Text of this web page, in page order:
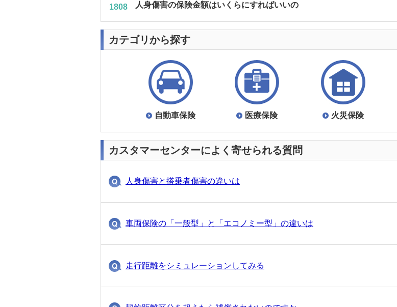
1808 人身傷害の保険金額はいくらにすればいいの
自動車保険 24分前にわかりやすかった！
自動車保険 30分前にわかりやすかった！
33
自動車保険 30分前にわかりやすかった！
もう１台の車もソニー損保で契約したいのですが何か割引はありますか
2219 自動ブレーキ装置（衝突被害軽減ブレーキ）
カテゴリから探す
自動車保険 医療保険 火災保険
カスタマーセンターによく寄せられる質問
人身傷害と搭乗者傷害の違いは
車両保険の「一般型」と「エコノミー型」の違いは
走行距離をシミュレーションしてみる